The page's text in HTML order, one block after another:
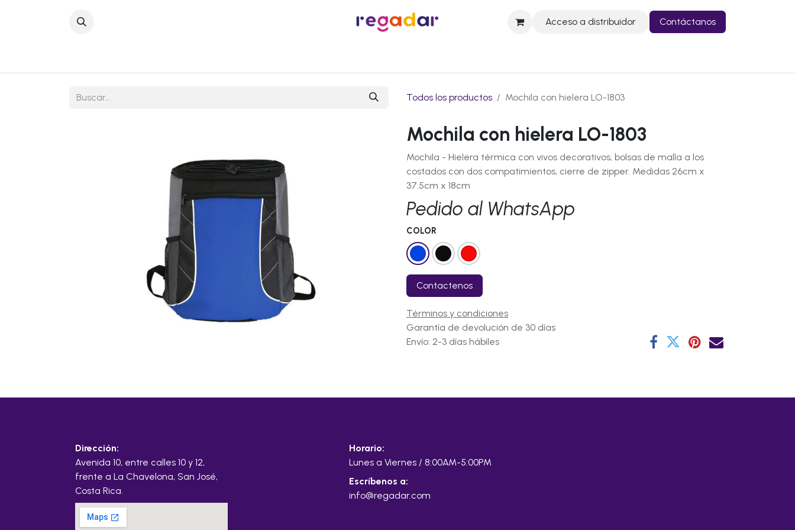
Acceso a distribuidor Contáctanos
Todos los productos Mochila con hielera LO-1803
Mochila con hielera LO-1803
Mochila - Hielera térmica con vivos decorativos, bolsas de malla a los
costados con dos compatimientos, cierre de zipper. Medidas 26cm x
37.5cm x 18cm
Pedido al WhatsApp
COLOR
Contactenos
Términos y condiciones
Garantía de devolución de 30 días
Envío: 2-3 días hábiles
Dirección:
Avenida 10, entre calles 10 y 12,
frente a La Chavelona, San José,
Costa Rica.
Horario:
Lunes a Viernes / 8:00AM-5:00PM
Escríbenos a:
info@regadar.com